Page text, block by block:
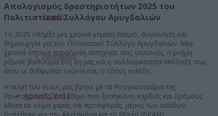
Σινεμά
Πανηγύρια
ΑΘΛΗΤΙΣΜΟΣ
Απολογισμός δραστηριοτήτων 2025 του
Πολιτιστικού Συλλόγου Αμυγδαλιών
Το 2025 υπήρξε μια χρονιά γεμάτη παλμό, συγκίνηση και
δημιουργία για τον Πολιτιστικό Σύλλογο Αμυγδαλιών. Μια
χρονιά όπου η παράδοση αντήχησε στις γειτονιές, η μνήμη
ρίζωσε βαθύτερα στη γη μας και η συλλογικότητα απέδειξε πως
όταν οι άνθρωποι ενώνονται, ο τόπος ανθίζει.
Η αυγή του έτους μας βρήκε με τα Ρουγκουτσάρια της
Πρωτοχρονιάς, ένα έθιμο που ξεσηκώνει καρδιές και δρόμους.
Μέσα σε κλίμα χαράς και προσφοράς, μέρος των εσόδων